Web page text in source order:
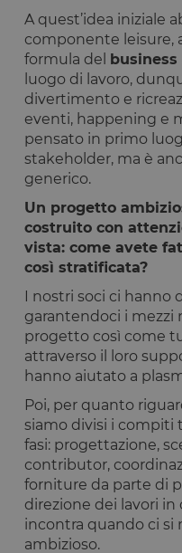
A quest’idea iniziale
componente leisure,
formula del
luogo di lavoro,
divertimento e
eventi, happening e
pensato in primo
stakeholder, ma è
generico.
Un progetto
costruito con
vista: come avete
così stratificata?
I nostri soci ci hanno
garantendoci i mezzi
progetto così come
attraverso il loro
hanno aiutato a
Poi, per quanto
siamo divisi i compiti
fasi: progettazione,
contributor,
forniture da parte di
direzione dei lavori
incontra quando ci
ambizioso.